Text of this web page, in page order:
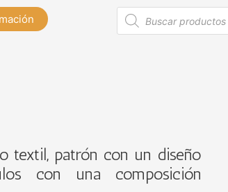
Búsqueda
de
productos
textil, patrón con un diseño
con una composición